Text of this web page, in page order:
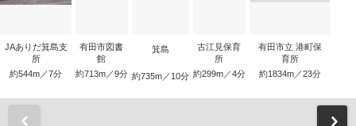
JAありだ箕島支
所
約544m／7分
有田市図書
館
約713m／9分
箕島
約735m／10分
古江見保育
所
約299m／4分
有田市立 港町保
育所
約1834m／23分